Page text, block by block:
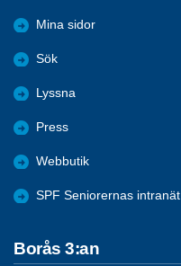
Mina sidor
Sök
Lyssna
Press
Webbutik
SPF Seniorernas intranät
Borås 3:an